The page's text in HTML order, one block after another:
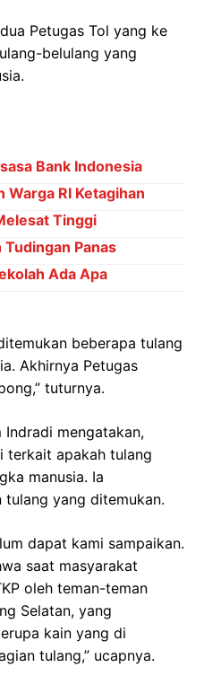
Petugas Tol yang ke
belulang yang
Bank Indonesia
Warga RI Ketagihan
Tinggi
Tudingan Panas
Ada Apa
beberapa tulang
Akhirnya Petugas
tuturnya.
Indradi mengatakan,
terkait apakah tulang
manusia. Ia
yang ditemukan.
dapat kami sampaikan.
saat masyarakat
oleh teman-teman
Selatan, yang
kain yang di
tulang,” ucapnya.